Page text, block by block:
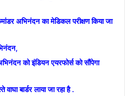
अभिनंदन का मेडिकल परीक्षण किया जा
को इंडियन एयरफोर्स को सौंपेगा
बार्डर लाया जा रहा है .